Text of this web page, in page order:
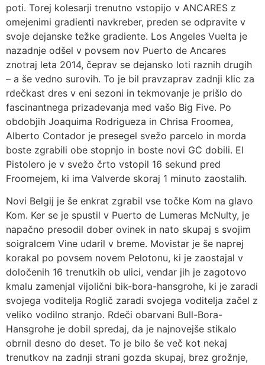
poti. Torej kolesarji trenutno vstopijo v ANCARES z
omejenimi gradienti navkreber, preden se odpravite v
svoje dejanske težke gradiente. Los Angeles Vuelta je
nazadnje odšel v povsem nov Puerto de Ancares
znotraj leta 2014, čeprav se dejansko loti raznih drugih
– a še vedno surovih. To je bil pravzaprav zadnji klic za
rdečkast dres v eni sezoni in tekmovanje je prišlo do
fascinantnega prizadevanja med vašo Big Five. Po
obdobjih Joaquima Rodrigueza in Chrisa Froomea,
Alberto Contador je presegel svežo parcelo in morda
boste zgrabili obe stopnjo in boste novi GC dobili. El
Pistolero je v svežo črto vstopil 16 sekund pred
Froomejem, ki ima Valverde skoraj 1 minuto zaostalih.
Novi Belgij je še enkrat zgrabil vse točke Kom na glavo
Kom. Ker se je spustil v Puerto de Lumeras McNulty, je
napačno presodil dober ovinek in nato skupaj s svojim
soigralcem Vine udaril v breme. Movistar je še naprej
korakal po povsem novem Pelotonu, ki je zaostajal v
določenih 16 trenutkih ob ulici, vendar jih je zagotovo
kmalu zamenjal vijolični bik-bora-hansgrohe, ki je zaradi
svojega voditelja Roglič zaradi svojega voditelja začel z
veliko vodilno stranjo. Rdeči obarvani Bull-Bora-
Hansgrohe je dobil spredaj, da je najnovejše stikalo
obrnil desno do deset. To je bilo še več kot nekaj
trenutkov na zadnji strani gozda skupaj, brez grožnje,